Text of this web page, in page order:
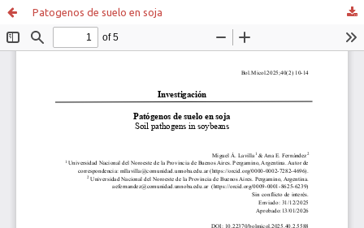
Patogenos de suelo en soja